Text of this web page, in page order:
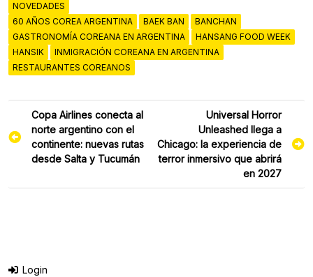
NOVEDADES
60 AÑOS COREA ARGENTINA
BAEK BAN
BANCHAN
GASTRONOMÍA COREANA EN ARGENTINA
HANSANG FOOD WEEK
HANSIK
INMIGRACIÓN COREANA EN ARGENTINA
RESTAURANTES COREANOS
Navegación
de
entradas
Copa Airlines conecta al
norte argentino con el
continente: nuevas rutas
desde Salta y Tucumán
Universal Horror
Unleashed llega a
Chicago: la experiencia de
terror inmersivo que abrirá
en 2027
Login